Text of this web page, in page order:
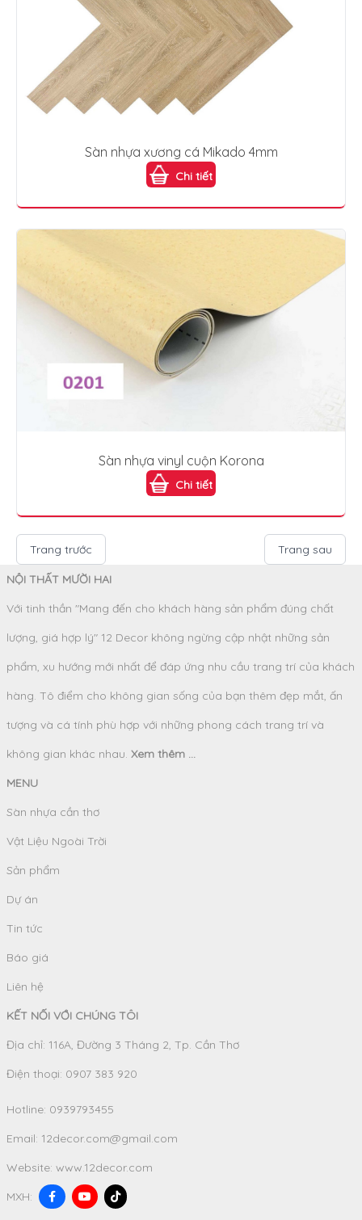
Sàn nhựa xương cá Mikado 4mm
Chi tiết
Sàn nhựa vinyl cuộn Korona
Chi tiết
Trang trước Trang sau
NỘI THẤT MƯỜI HAI
Với tinh thần "Mang đến cho khách hàng sản phẩm đúng chất
lượng, giá hợp lý" 12 Decor không ngừng cập nhật những sản
phẩm, xu hướng mới nhất để đáp ứng nhu cầu trang trí của khách
hàng. Tô điểm cho không gian sống của bạn thêm đẹp mắt, ấn
tượng và cá tính phù hợp với những phong cách trang trí và
không gian khác nhau. Xem thêm ...
MENU
Sàn nhựa cần thơ
Vật Liệu Ngoài Trời
Sản phẩm
Dự án
Tin tức
Báo giá
Liên hệ
KẾT NỐI VỚI CHÚNG TÔI
Địa chỉ: 116A, Đường 3 Tháng 2, Tp. Cần Thơ
Điện thoại: 0907 383 920
Hotline: 0939793455
Email: 12decor.com@gmail.com
Website: www.12decor.com
MXH: